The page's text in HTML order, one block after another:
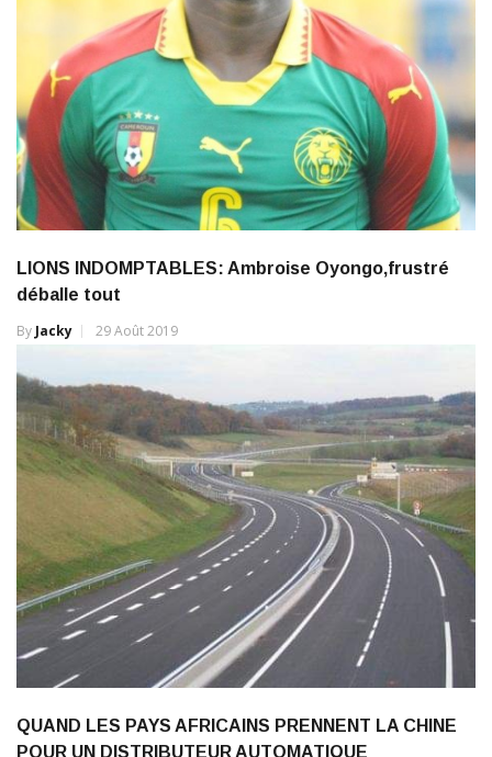
LIONS INDOMPTABLES: Ambroise Oyongo,frustré
déballe tout
By Jacky 29 Août 2019
QUAND LES PAYS AFRICAINS PRENNENT LA CHINE
POUR UN DISTRIBUTEUR AUTOMATIQUE